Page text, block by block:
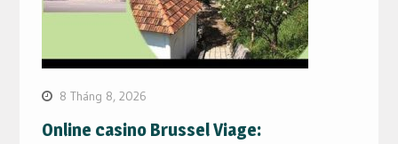
8 Tháng 8, 2026
Online casino Brussel Viage: